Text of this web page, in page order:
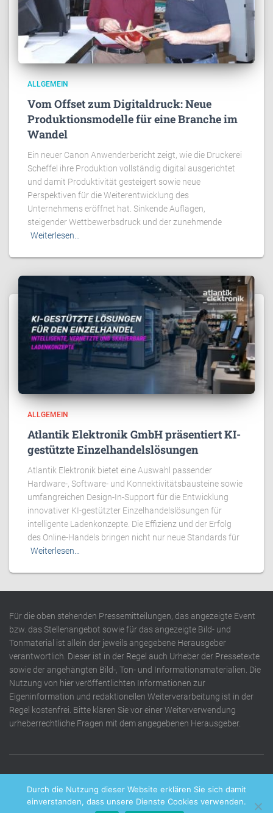
ALLGEMEIN
Vom Offset zum Digitaldruck: Neue
Produktionsmodelle für eine Branche im
Wandel
Ein neuer Canon Anwenderbericht zeigt, wie die Druckerei
Scheffel ihre Produktion vollständig digital ausgerichtet
und damit Produktivität gesteigert sowie neue
Perspektiven für die Weiterentwicklung des
Unternehmens eröffnet hat. Sinkende Auflagen,
steigender Wettbewerbsdruck und der zunehmende
Weiterlesen…
ALLGEMEIN
Atlantik Elektronik GmbH präsentiert KI-
gestützte Einzelhandelslösungen
Atlantik Elektronik bietet eine Auswahl passender
Hardware-, Software- und Konnektivitätsbausteine sowie
umfangreichen Design-In-Support für die Entwicklung
innovativer KI-gestützter Einzelhandelslösungen für
intelligente Ladenkonzepte. Die Effizienz und der Erfolg
des Online-Handels bringen nicht nur neue Standards für
Weiterlesen…
Für die oben stehenden Pressemitteilungen, das angezeigte Event
bzw. das Stellenangebot sowie für das angezeigte Bild- und
Tonmaterial ist allein der jeweils angegebene Herausgeber
verantwortlich. Dieser ist in der Regel auch Urheber der Pressetexte
sowie der angehängten Bild-, Ton- und Informationsmaterialien. Die
Nutzung von hier veröffentlichten Informationen zur
Eigeninformation und redaktionellen Weiterverarbeitung ist in der
Regel kostenfrei. Bitte klären Sie vor einer Weiterverwendung
urheberrechtliche Fragen mit dem angegebenen Herausgeber.
Durch die Nutzung dieser Website erklären Sie sich damit
einverstanden, dass unsere Dienste Cookies verwenden.